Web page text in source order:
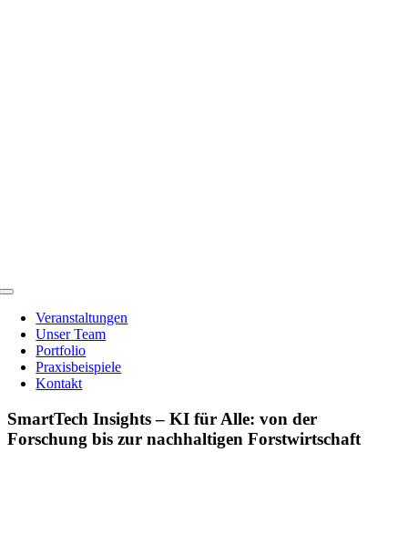
Toggle
NavigationVeranstaltungen
Unser Team
Portfolio
Praxisbeispiele
Kontakt
SmartTech Insights – KI für Alle: von der
Forschung bis zur nachhaltigen Forstwirtschaft